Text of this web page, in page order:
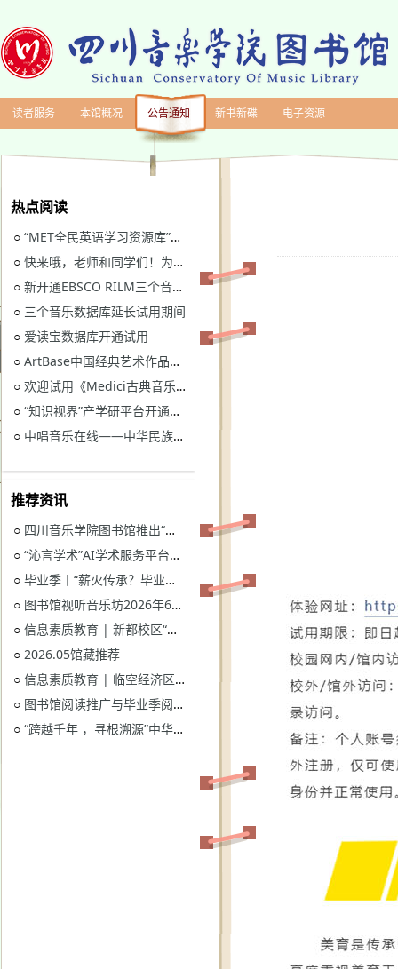
读者服务 本馆概况 公告通知 新书新碟 电子资源
热点阅读
○ “MET全民英语学习资源库”继续开通试用
○ 快来哦，老师和同学们！为川音图书馆“十四五”规划建言献策
○ 新开通EBSCO RILM三个音乐类数据库免费试用
○ 三个音乐数据库延长试用期间
○ 爱读宝数据库开通试用
○ ArtBase中国经典艺术作品数据库继续开通试用通知
○ 欢迎试用《Medici古典音乐视听图书馆》
○ “知识视界”产学研平台开通试用通知
○ 中唱音乐在线——中华民族音乐与戏曲资源库开通试用
推荐资讯
○ 四川音乐学院图书馆推出“忆长征？书香路”纪念中国工农红军长征胜利90周年系列活动
○ “沁言学术”AI学术服务平台开通试用
○ 毕业季丨“薪火传承？毕业生图书漂流”活动
○ 图书馆视听音乐坊2026年6月展播季
○ 信息素质教育 | 新都校区“图书馆多媒体资源的鉴赏和利用”电子资源讲座
○ 2026.05馆藏推荐
○ 信息素质教育 | 临空经济区校区“读秀学术资源一站式获取与电子资源远程访问”电子资源讲座
○ 图书馆阅读推广与毕业季阅读活动意见征集
○ “跨越千年 ，寻根溯源”中华优秀传统文化主题活动获奖名单